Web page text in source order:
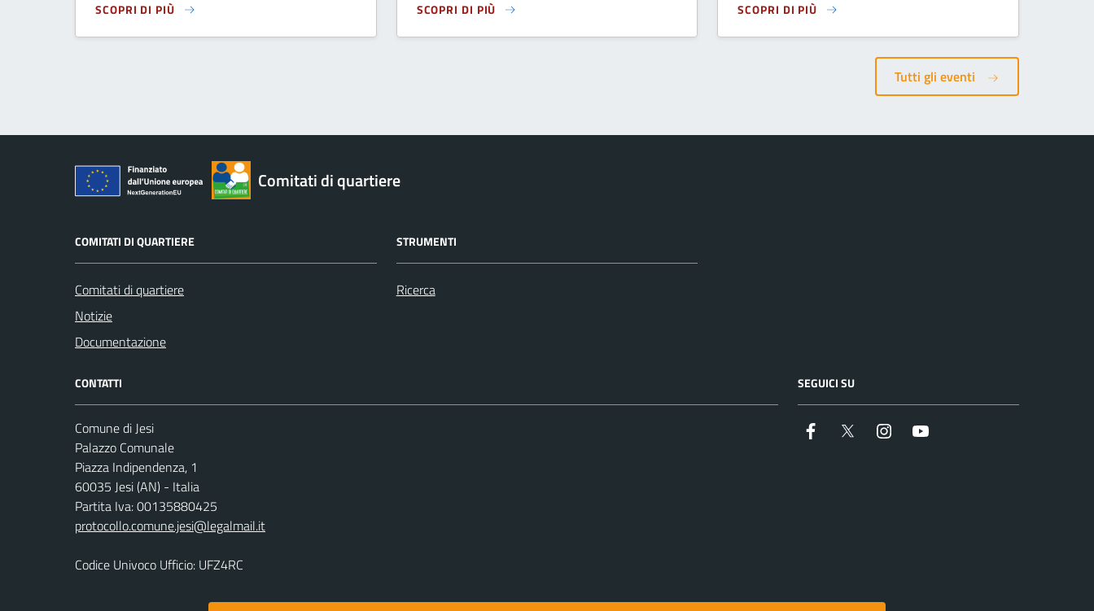
SCOPRI DI PIÙ
GRAN LEÒ - SECONDA SERATA SCOPRI DI PIÙ
GRAN LEÒ - PRIMA SERATA SCOPRI DI PIÙ
GRAN LEÒ
Tutti gli eventi
Comitati di quartiere
COMITATI DI QUARTIERE
Comitati di quartiere
Notizie
Documentazione
STRUMENTI
Ricerca
CONTATTI
Comune di Jesi
Palazzo Comunale
Piazza Indipendenza, 1
60035 Jesi (AN) - Italia
Partita Iva: 00135880425
protocollo.comune.jesi@legalmail.it
Codice Univoco Ufficio: UFZ4RC
SEGUICI SU
Facebook Twitter Instagram